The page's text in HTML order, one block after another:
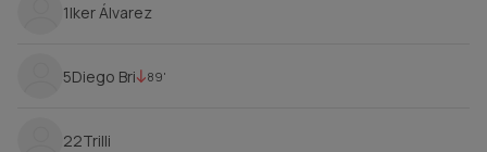
1Iker Álvarez
5Diego Bri 89'
22Trilli